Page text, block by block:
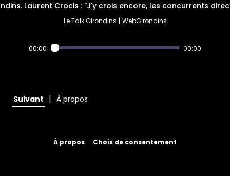
Laurent Crocis : "J'y crois encore, les concurrents
Le Talk Girondins | WebGirondins
00:00 00:00
Suivant | À propos
À propos Choix de consentement